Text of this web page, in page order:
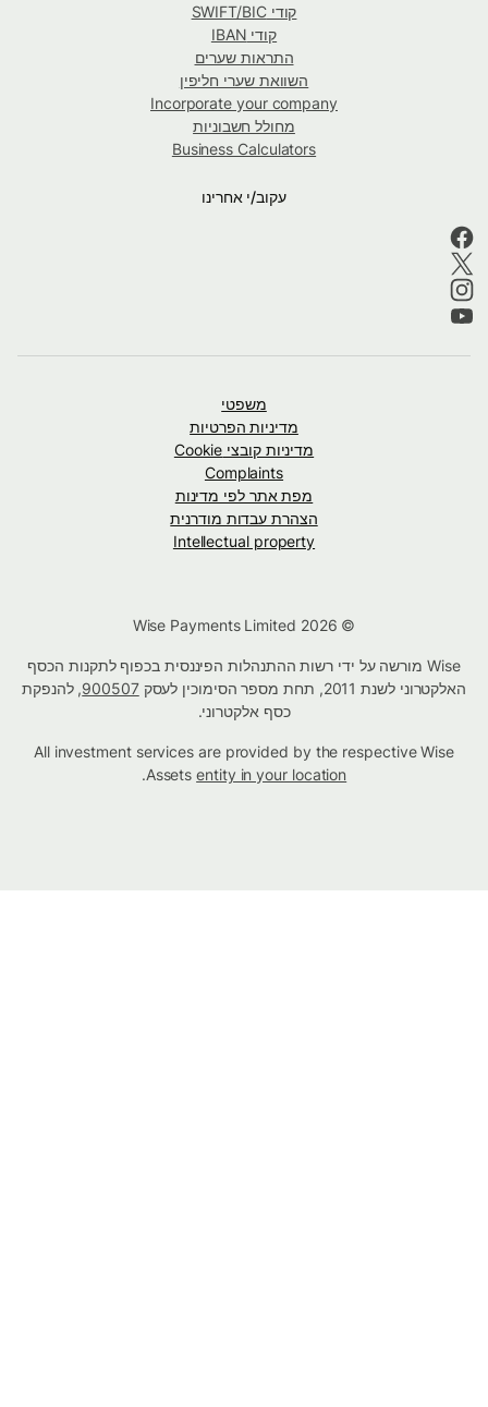
קודי SWIFT/BIC
קודי IBAN
התראות שערים
השוואת שערי חליפין
Incorporate your company
מחולל חשבוניות
Business Calculators
עקוב/י אחרינו
משפטי
מדיניות הפרטיות
מדיניות קובצי Cookie
Complaints
מפת אתר לפי מדינות
הצהרת עבדות מודרנית
Intellectual property
Wise מורשה על ידי רשות ההתנהלות הפיננסית בכפוף לתקנות הכסף
האלקטרוני לשנת 2011, תחת מספר הסימוכין לעסק
900507, להנפקת
כסף אלקטרוני.
All investment services are provided by the respective Wise
Assetsentity in your location
.